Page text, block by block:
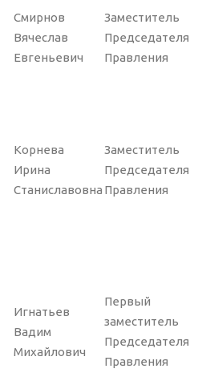
Смирнов
Вячеслав
Евгеньевич
Заместитель
Председателя
Правления
Корнева
Ирина
Станиславовна
Заместитель
Председателя
Правления
Игнатьев
Вадим
Михайлович
Первый
заместитель
Председателя
Правления